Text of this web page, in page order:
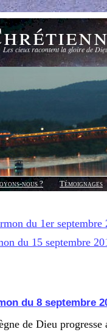
Les cieux racontent la gloire de
nous ?
Témoignages
du 1er septembre
du 15 septembre
du 8 septembre
de Dieu